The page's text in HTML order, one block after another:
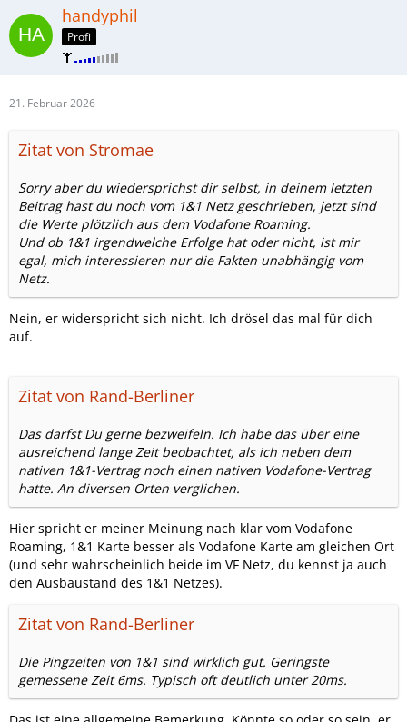
handyphil
Profi
21. Februar 2026
Zitat von Stromae
Sorry aber du wiedersprichst dir selbst, in deinem letzten
Beitrag hast du noch vom 1&1 Netz geschrieben, jetzt sind
die Werte plötzlich aus dem Vodafone Roaming.
Und ob 1&1 irgendwelche Erfolge hat oder nicht, ist mir
egal, mich interessieren nur die Fakten unabhängig vom
Netz.
Nein, er widerspricht sich nicht. Ich drösel das mal für dich
auf.
Zitat von Rand-Berliner
Das darfst Du gerne bezweifeln. Ich habe das über eine
ausreichend lange Zeit beobachtet, als ich neben dem
nativen 1&1-Vertrag noch einen nativen Vodafone-Vertrag
hatte. An diversen Orten verglichen.
Hier spricht er meiner Meinung nach klar vom Vodafone
Roaming, 1&1 Karte besser als Vodafone Karte am gleichen Ort
(und sehr wahrscheinlich beide im VF Netz, du kennst ja auch
den Ausbaustand des 1&1 Netzes).
Zitat von Rand-Berliner
Die Pingzeiten von 1&1 sind wirklich gut. Geringste
gemessene Zeit 6ms. Typisch oft deutlich unter 20ms.